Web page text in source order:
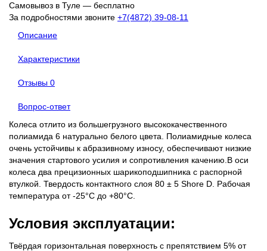
Самовывоз в Туле — бесплатно
За подробностями звоните +7(4872) 39-08-11
Описание
Характеристики
Отзывы 0
Вопрос-ответ
Колеса отлито из большегрузного высококачественного
полиамида 6 натурально белого цвета. Полиамидные колеса
очень устойчивы к абразивному износу, обеспечивают низкие
значения стартового усилия и сопротивления качению.В оси
колеса два прецизионных шарикоподшипника с распорной
втулкой. Твердость контактного слоя 80 ± 5 Shore D. Рабочая
температура от -25°С до +80°С.
Условия эксплуатации:
Твёрдая горизонтальная поверхность с препятствием 5% от